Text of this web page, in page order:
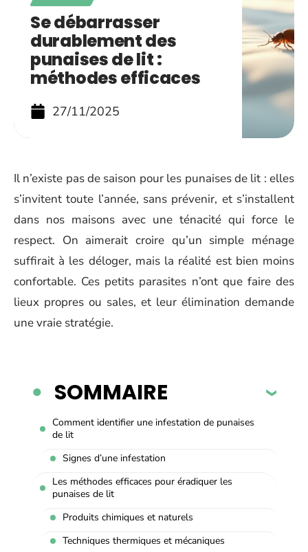
Se débarrasser
durablement des
punaises de lit :
méthodes efficaces
27/11/2025
Il n’existe pas de saison pour les punaises de lit : elles
s’invitent toute l’année, sans prévenir, et s’installent
dans nos maisons avec une ténacité qui force le
respect. On aimerait croire qu’un simple ménage
suffirait à les déloger, mais la réalité est bien moins
confortable. Ces petits parasites n’ont que faire des
lieux propres ou sales, et leur élimination demande
une vraie stratégie.
SOMMAIRE
Comment identifier une infestation de punaises
de lit
Signes d’une infestation
Les méthodes efficaces pour éradiquer les
punaises de lit
Produits chimiques et naturels
Techniques thermiques et mécaniques